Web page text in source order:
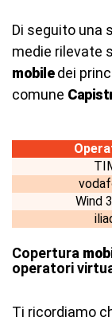
Di seguito una
medie rilevate
mobiledei
comune
Wind
Copertura
operatori
Ti ricordiamo